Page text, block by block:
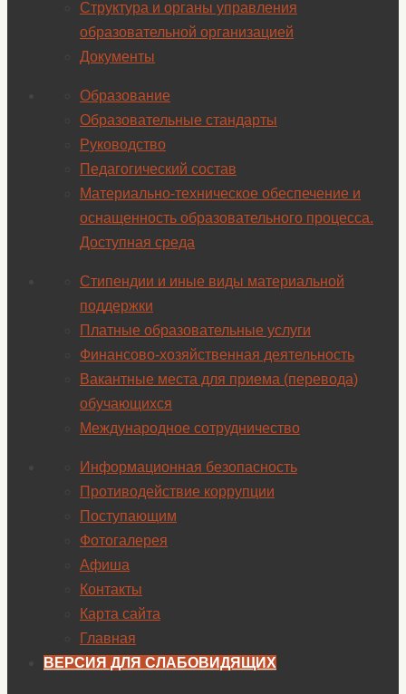
Структура и органы управления
образовательной организацией
Документы
Образование
Образовательные стандарты
Руководство
Педагогический состав
Материально-техническое обеспечение и
оснащенность образовательного процесса.
Доступная среда
Стипендии и иные виды материальной
поддержки
Платные образовательные услуги
Финансово-хозяйственная деятельность
Вакантные места для приема (перевода)
обучающихся
Международное сотрудничество
Информационная безопасность
Противодействие коррупции
Поступающим
Фотогалерея
Афиша
Контакты
Карта сайта
Главная
ВЕРСИЯ ДЛЯ СЛАБОВИДЯЩИХ